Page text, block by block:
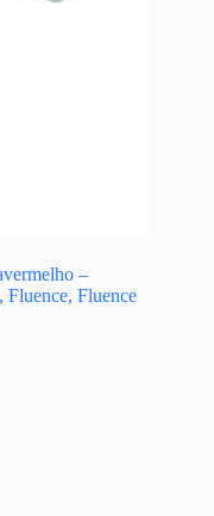
–
Fluence, Fluence